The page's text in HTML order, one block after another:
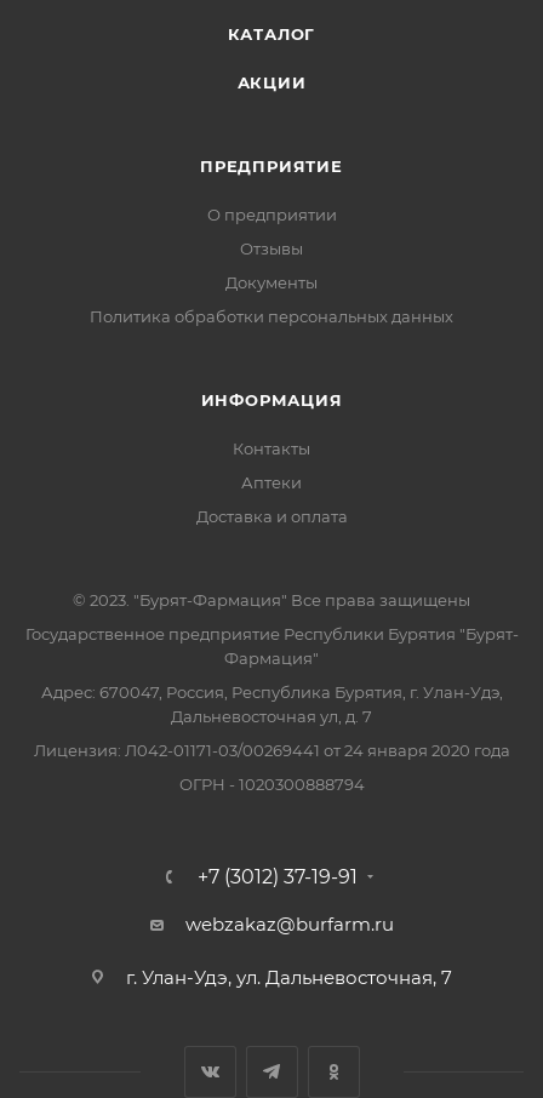
КАТАЛОГ
АКЦИИ
ПРЕДПРИЯТИЕ
О предприятии
Отзывы
Документы
Политика обработки персональных данных
ИНФОРМАЦИЯ
Контакты
Аптеки
Доставка и оплата
© 2023. "Бурят-Фармация" Все права защищены
Государственное предприятие Республики Бурятия "Бурят-
Фармация"
Адрес: 670047, Россия, Республика Бурятия, г. Улан-Удэ,
Дальневосточная ул, д. 7
Лицензия: Л042-01171-03/00269441 от 24 января 2020 года
ОГРН - 1020300888794
+7 (3012) 37-19-91
webzakaz@burfarm.ru
г. Улан-Удэ, ул. Дальневосточная, 7